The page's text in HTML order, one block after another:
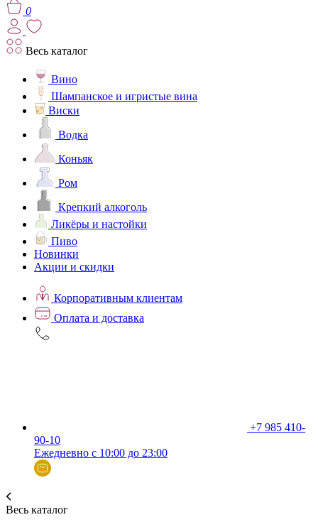
0
Весь каталог
Вино
Шампанское и игристые вина
Виски
Водка
Коньяк
Ром
Крепкий алкоголь
Ликёры и настойки
Пиво
Новинки
Акции и скидки
Корпоративным клиентам
Оплата и доставка
+7 985 410-
90-10
Ежедневно с 10:00 до 23:00
Весь каталог